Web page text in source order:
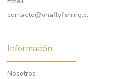
contacto@onaflyfishing.cl
Información
Nosotros